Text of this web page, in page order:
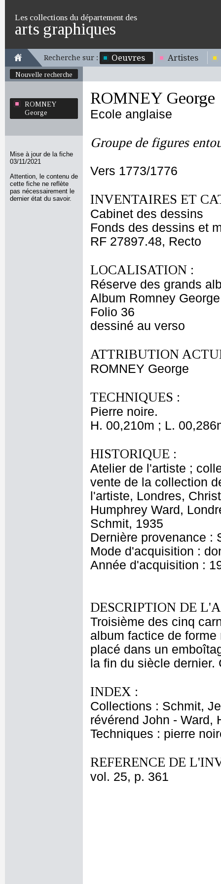
Les collections du département des
arts graphiques
Recherche sur : Oeuvres Artistes
Nouvelle recherche
ROMNEY
George
Mise à jour de la fiche
03/11/2021
Attention, le contenu de
cette fiche ne reflète
pas nécessairement le
dernier état du savoir.
ROMNEY George
Ecole anglaise
Groupe de figures
Vers 1773/1776
INVENTAIRES ET
Cabinet des dessins
Fonds des dessins et
RF 27897.48, Recto
LOCALISATION :
Réserve des grands
Album Romney
Folio 36
dessiné au verso
ATTRIBUTION
ROMNEY George
TECHNIQUES :
Pierre noire.
H. 00,210m ; L.
HISTORIQUE :
Atelier de l'artiste ;
vente de la collection
l'artiste, Londres,
Humphrey Ward,
Schmit, 1935
Dernière provenance :
Mode d'acquisition :
Année d'acquisition :
DESCRIPTION DE
Troisième des cinq
album factice de
placé dans un
la fin du siècle
INDEX :
Collections : Schmit,
révérend John - Ward,
Techniques : pierre
REFERENCE DE
vol. 25, p. 361